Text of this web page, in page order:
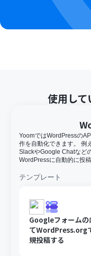
使用して
YoomではWordPressの
作を自動化できます。 例
SlackやGoogle Chatなど
WordPressに自動的に投
テンプレート
Googleフォームの
てWordPress.org
規投稿する